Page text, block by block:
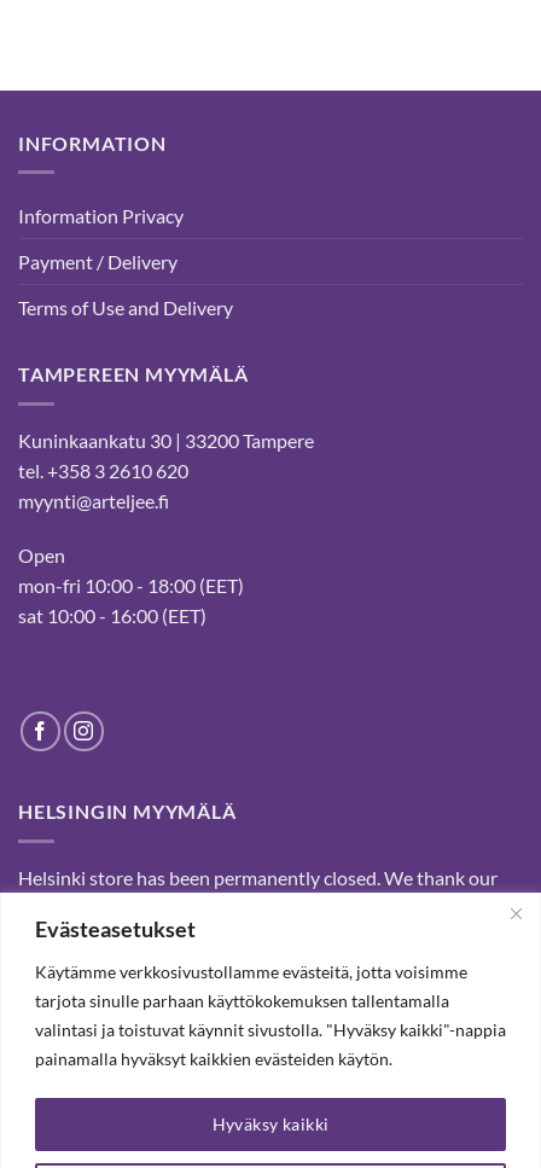
Evästeasetukset
Käytämme verkkosivustollamme evästeitä, jotta voisimme
tarjota sinulle parhaan käyttökokemuksen tallentamalla
valintasi ja toistuvat käynnit sivustolla. "Hyväksy kaikki"-nappia
painamalla hyväksyt kaikkien evästeiden käytön.
Hyväksy kaikki
INFORMATION
Information Privacy
Payment / Delivery
Terms of Use and Delivery
TAMPEREEN MYYMÄLÄ
Kuninkaankatu 30 | 33200 Tampere
tel. +358 3 2610 620
myynti@arteljee.fi
Open
mon-fri 10:00 - 18:00 (EET)
sat 10:00 - 16:00 (EET)
HELSINGIN MYYMÄLÄ
Helsinki store has been permanently closed. We thank our
customers for passed years and welcome you to our Tampere
shop and webstore.
SUBSCRIBE OUR NEWSLETTER TO RECEIVE 20%
DISCOUNT.
SUBSCRIBE OUR NEWSLETTER